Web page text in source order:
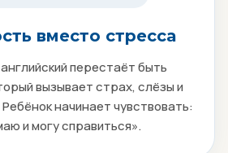
вместо стресса
перестаёт быть
вызывает страх, слёзы и
начинает чувствовать:
и могу справиться».